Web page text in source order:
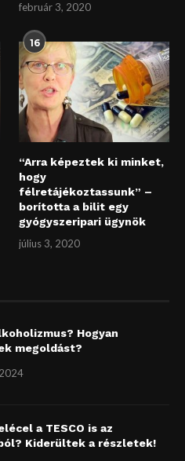
február 3, 2020
16
“Arra képeztek ki minket,
hogy
félretájékoztassunk” –
borította a bilit egy
gyógyszeripari ügynök
július 3, 2020
Hogyan
megoldást?
a TESCO is az
Kiderültek a részletek!